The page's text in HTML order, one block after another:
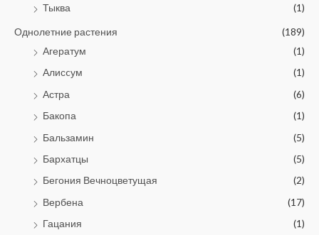
Тыква
(1)
Однолетние растения
(189)
Агератум
(1)
Алисcум
(1)
Астра
(6)
Бакопа
(1)
Бальзамин
(5)
Бархатцы
(5)
Бегония Вечноцветущая
(2)
Вербена
(17)
Гацания
(1)